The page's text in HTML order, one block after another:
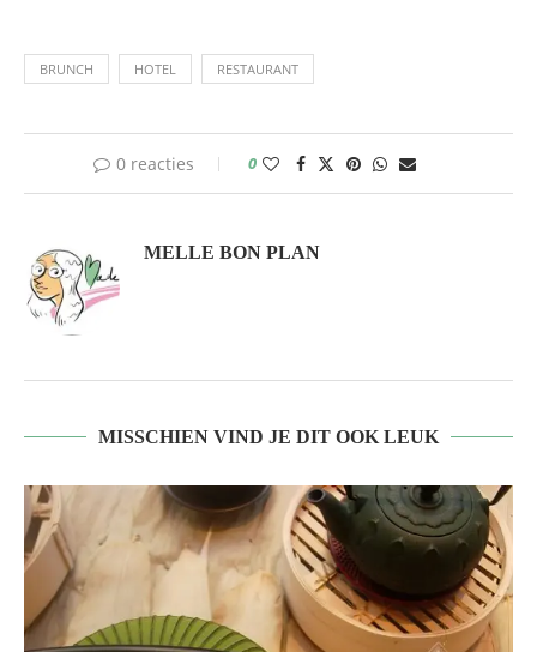
BRUNCH HOTEL RESTAURANT
0 reacties 0
MELLE BON PLAN
MISSCHIEN VIND JE DIT OOK LEUK